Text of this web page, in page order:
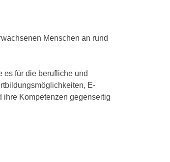
Menschen an rund
es für die berufliche und
E-
ihre Kompetenzen gegenseitig